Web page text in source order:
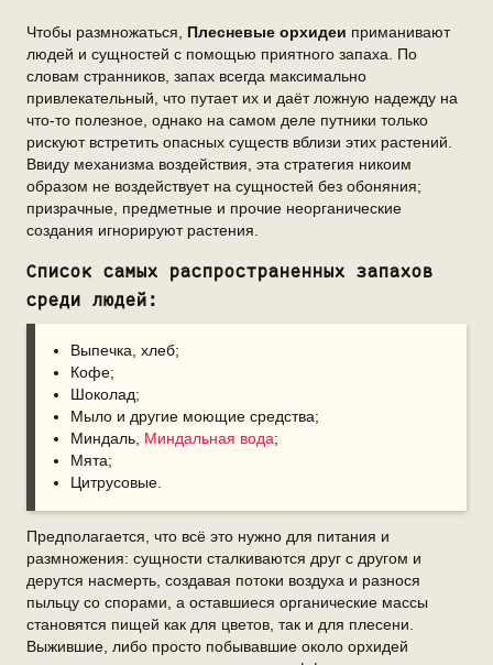
Чтобы размножаться, Плесневые орхидеи приманивают
людей и сущностей с помощью приятного запаха. По
словам странников, запах всегда максимально
привлекательный, что путает их и даёт ложную надежду на
что-то полезное, однако на самом деле путники только
рискуют встретить опасных существ вблизи этих растений.
Ввиду механизма воздействия, эта стратегия никоим
образом не воздействует на сущностей без обоняния;
призрачные, предметные и прочие неорганические
создания игнорируют растения.
Список самых распространенных запахов
среди людей:
Выпечка, хлеб;
Кофе;
Шоколад;
Мыло и другие моющие средства;
Миндаль, Миндальная вода;
Мята;
Цитрусовые.
Предполагается, что всё это нужно для питания и
размножения: сущности сталкиваются друг с другом и
дерутся насмерть, создавая потоки воздуха и разнося
пыльцу со спорами, а оставшиеся органические массы
становятся пищей как для цветов, так и для плесени.
Выжившие, либо просто побывавшие около орхидей